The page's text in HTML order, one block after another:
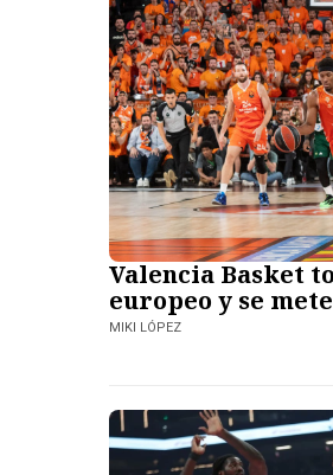
Valencia Basket
europeo y se
MIKI LÓPEZ